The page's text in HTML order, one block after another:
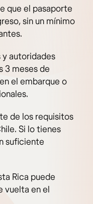
que el pasaporte
sin un mínimo
y autoridades
3 meses de
el embarque o
de los requisitos
Si lo tienes
suficiente
Rica puede
vuelta en el